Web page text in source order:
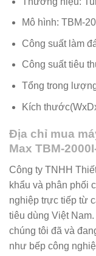
Mô hình: TBM-
Công suất làm
Công suất tiêu
Tổng trong
Kích
Địa chỉ mua
Max TBM-
Công ty TNHH
khẩu và phân phối
nghiệp trực tiếp từ
tiêu dùng Việt
chúng tôi đã và
như bếp công